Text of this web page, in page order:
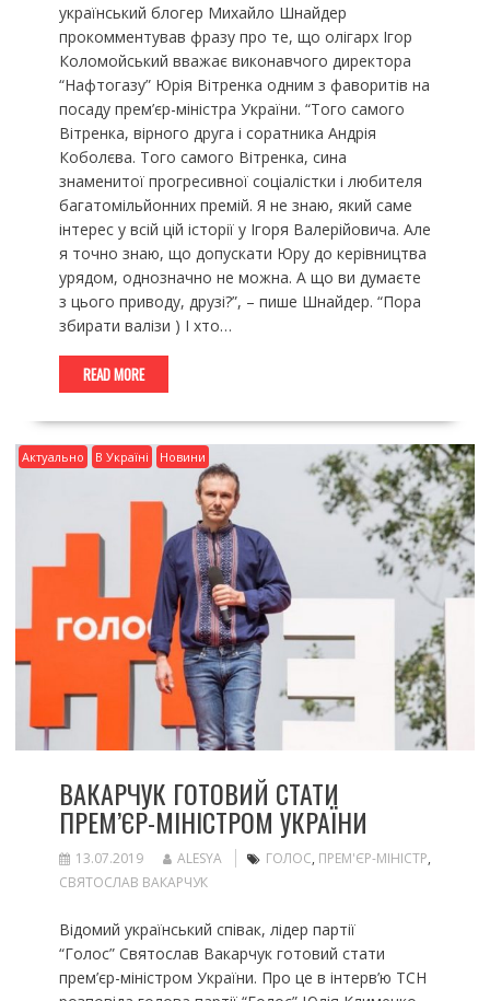
український блогер Михайло Шнайдер
прокомментував фразу про те, що олігарх Ігор
Коломойський вважає виконавчого директора
“Нафтогазу” Юрія Вітренка одним з фаворитів на
посаду прем’єр-міністра України. “Того самого
Вітренка, вірного друга і соратника Андрія
Коболєва. Того самого Вітренка, сина
знаменитої прогресивної соціалістки і любителя
багатомільйонних премій. Я не знаю, який саме
інтерес у всій цій історії у Ігоря Валерійовича. Але
я точно знаю, що допускати Юру до керівництва
урядом, однозначно не можна. А що ви думаєте
з цього приводу, друзі?”, – пише Шнайдер. “Пора
збирати валізи ) І хто…
READ MORE
Актуально В Україні Новини
ВАКАРЧУК ГОТОВИЙ СТАТИ
ПРЕМ’ЄР-МІНІСТРОМ УКРАЇНИ
13.07.2019 ALESYA ГОЛОС, ПРЕМ'ЄР-МІНІСТР,
СВЯТОСЛАВ ВАКАРЧУК
Відомий український співак, лідер партії
“Голос” Святослав Вакарчук готовий стати
прем’єр-міністром України. Про це в інтерв’ю ТСН